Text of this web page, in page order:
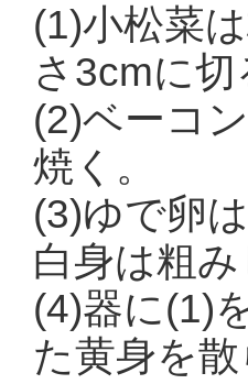
(1)小松菜
さ3cmに切
(2)ベーコ
焼く。
(3)ゆで卵
白身は粗
(4)器に(1)
た黄身を